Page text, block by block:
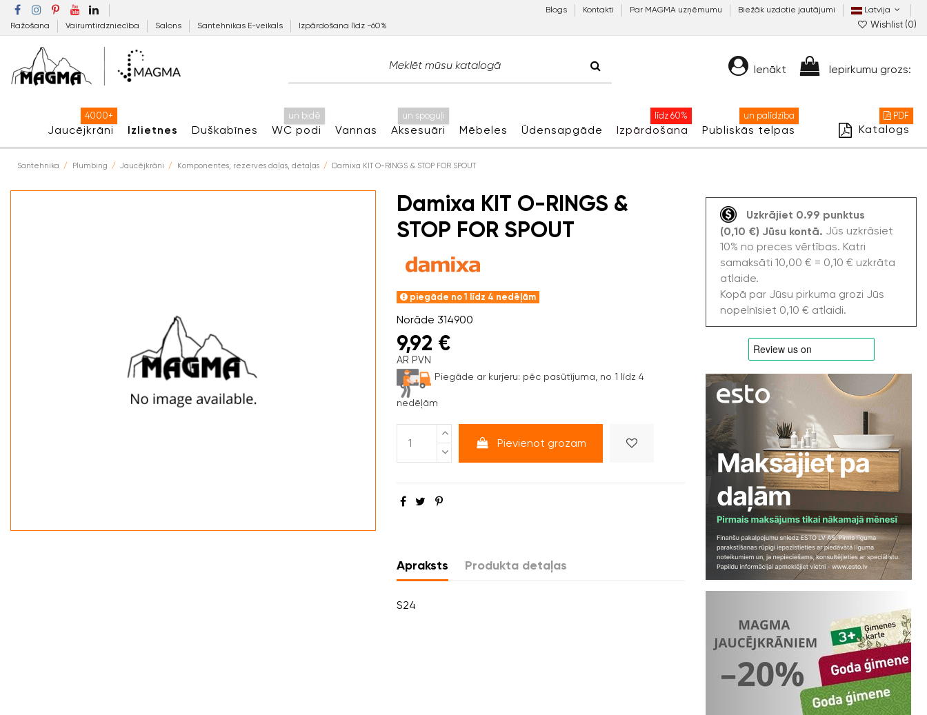
Ražošana Vairumtirdzniecība Salons Santehnikas E-veikals Izpārdošana līdz −60%
Blogs Kontakti Par MAGMA uzņēmumu Biežāk uzdotie jautājumi Latvija
Wishlist (0)
Ienākt Iepirkumu grozs:
Jaucējkrāni
4000+
Izlietnes Duškabīnes WC podi
un bidē
Vannas Aksesuāri
un spoguļi
Mēbeles Ūdensapgāde Izpārdošana
līdz 60%
Publiskās telpas
un palīdzība
Katalogs
PDF
Santehnika Plumbing Jaucējkrāni Komponentes, rezerves daļas, detaļas Damixa KIT O-RINGS & STOP FOR SPOUT
Damixa KIT O-RINGS &
STOP FOR SPOUT
piegāde no 1 līdz 4 nedēļām
Norāde 314900
9,92 €
AR PVN
Piegāde ar kurjeru: pēc pasūtījuma, no 1 līdz 4
nedēļām
Pievienot grozam
Apraksts Produkta detaļas
S24
Uzkrājiet 0.99 punktus
(0,10 €) Jūsu kontā. Jūs uzkrāsiet
10% no preces vērtības. Katri
samaksāti 10,00 € = 0,10 € uzkrāta
atlaide.
Kopā par Jūsu pirkuma grozi Jūs
nopelnīsiet 0,10 € atlaidi.